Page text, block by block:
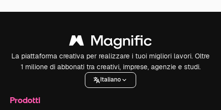
La piattaforma creativa per realizzare i tuoi migliori lavori. Oltre
1 milione di abbonati tra creativi, imprese, agenzie e studi.
Italiano
Prodotti